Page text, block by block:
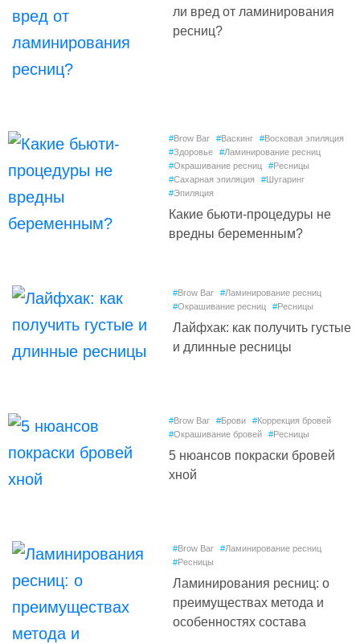
ли вред от ламинирования
ресниц?
#Brow Bar #Васкинг #Восковая эпиляция
#Здоровье #Ламинирование ресниц
#Окрашивание ресниц #Ресницы
#Сахарная эпиляция #Шугаринг
#Эпиляция
Какие бьюти-процедуры не
вредны беременным?
#Brow Bar #Ламинирование ресниц
#Окрашивание ресниц #Ресницы
Лайфхак: как получить густые
и длинные ресницы
#Brow Bar #Брови #Коррекция бровей
#Окрашивание бровей #Ресницы
5 нюансов покраски бровей
хной
#Brow Bar #Ламинирование ресниц
#Ресницы
Ламинирования ресниц: о
преимуществах метода и
особенностях состава